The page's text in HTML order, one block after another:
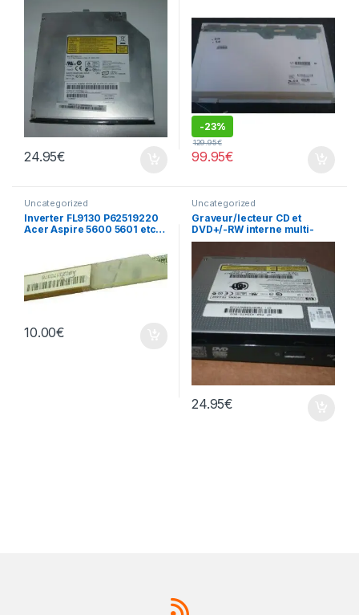
24.95€
-23%
99.95€
129.95€
Uncategorized
Inverter FL9130 P62519220
Acer Aspire 5600 5601 etc…
10.00€
Uncategorized
Graveur/lecteur CD et
DVD+/-RW interne multi-
recorder portable TS-L632
24.95€